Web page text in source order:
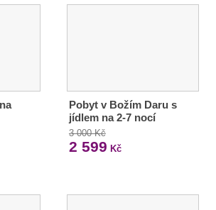
Pobyt v Božím Daru s
jídlem na 2-7 nocí
3 000 Kč
2 599 Kč